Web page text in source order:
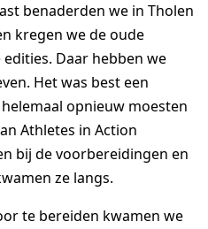
benaderden we in Tholen
kregen we de oude
Daar hebben we
Het was best een
opnieuw moesten
Athletes in Action
bij de voorbereidingen en
ze langs.
te bereiden kwamen we